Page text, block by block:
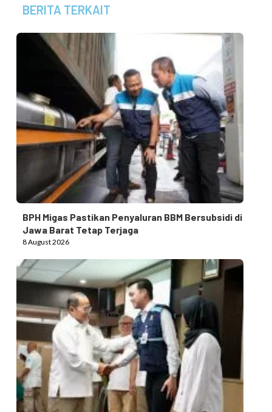
BERITA TERKAIT
BPH Migas Pastikan Penyaluran BBM Bersubsidi di
Jawa Barat Tetap Terjaga
8 August 2026